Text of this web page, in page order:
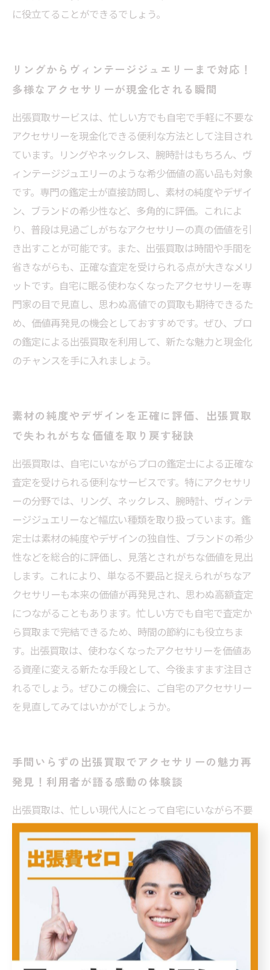
に役立てることができるでしょう。
リングからヴィンテージジュエリーまで対応！
多様なアクセサリーが現金化される瞬間
出張買取サービスは、忙しい方でも自宅で手軽に不要な
アクセサリーを現金化できる便利な方法として注目され
ています。リングやネックレス、腕時計はもちろん、ヴ
ィンテージジュエリーのような希少価値の高い品も対象
です。専門の鑑定士が直接訪問し、素材の純度やデザイ
ン、ブランドの希少性など、多角的に評価。これによ
り、普段は見過ごしがちなアクセサリーの真の価値を引
き出すことが可能です。また、出張買取は時間や手間を
省きながらも、正確な査定を受けられる点が大きなメリ
ットです。自宅に眠る使わなくなったアクセサリーを専
門家の目で見直し、思わぬ高値での買取も期待できるた
め、価値再発見の機会としておすすめです。ぜひ、プロ
の鑑定による出張買取を利用して、新たな魅力と現金化
のチャンスを手に入れましょう。
素材の純度やデザインを正確に評価、出張買取
で失われがちな価値を取り戻す秘訣
出張買取は、自宅にいながらプロの鑑定士による正確な
査定を受けられる便利なサービスです。特にアクセサリ
ーの分野では、リング、ネックレス、腕時計、ヴィンテ
ージジュエリーなど幅広い種類を取り扱っています。鑑
定士は素材の純度やデザインの独自性、ブランドの希少
性などを総合的に評価し、見落とされがちな価値を見出
します。これにより、単なる不要品と捉えられがちなア
クセサリーも本来の価値が再発見され、思わぬ高額査定
につながることもあります。忙しい方でも自宅で査定か
ら買取まで完結できるため、時間の節約にも役立ちま
す。出張買取は、使わなくなったアクセサリーを価値あ
る資産に変える新たな手段として、今後ますます注目さ
れるでしょう。ぜひこの機会に、ご自宅のアクセサリー
を見直してみてはいかがでしょうか。
手間いらずの出張買取でアクセサリーの魅力再
発見！利用者が語る感動の体験談
出張買取は、忙しい現代人にとって自宅にいながら不要
なアクセサリーを現金化できる非常に便利なサービスで
す。リングやネックレス、腕時計などの日常使いのアク
セサリーから、ヴィンテージジュエリーまで幅広く対応
しています。専門の鑑定士が訪問し、素材の純度、デザ
イン性、ブランドの希少性など多角的に評価するため、
本人も気づかないアクセサリーの真の価値を発見できま
す。例えば、古いブランドジュエリーや限定モデルの腕
時計は、高額で買い取られることも少なくありません。